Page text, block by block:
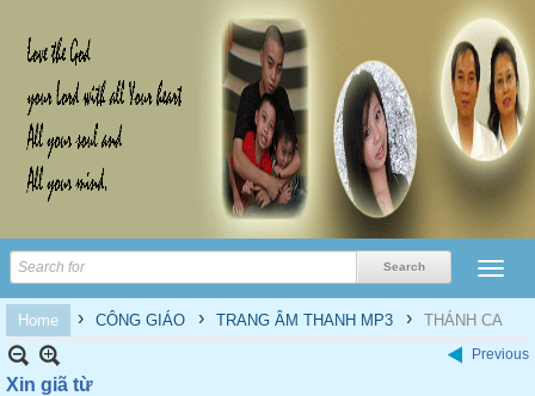
Home › CÔNG GIÁO › TRANG ÂM THANH MP3 › THÁNH CA
Previous
Xin giã từ